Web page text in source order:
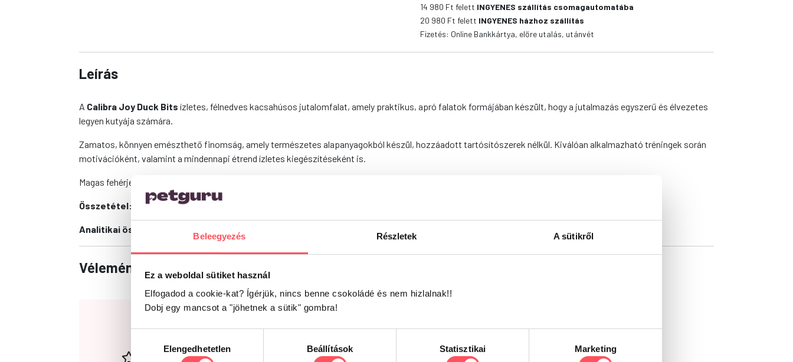
Beleegyezés Részletek A sütikről
Ez a weboldal sütiket használ
Elfogadod a cookie-kat? Ígérjük, nincs benne csokoládé és nem hizlalnak!!
Dobj egy mancsot a "jöhetnek a sütik" gombra!
kiválasztásaElengedhetetlen Beállítások Statisztikai Marketing
14 980 Ft felett INGYENES szállítás csomagautomatába
20 980 Ft felett INGYENES házhoz szállítás
Fizetés: Online Bankkártya, előre utalás, utánvét
Leírás
A Calibra Joy Duck Bits ízletes, félnedves kacsahúsos jutalomfalat, amely praktikus, apró falatok formájában készült, hogy a jutalmazás egyszerű és élvezetes
legyen kutyája számára.
Zamatos, könnyen emészthető finomság, amely természetes alapanyagokból készül, hozzáadott tartósítószerek nélkül. Kiválóan alkalmazható tréningek során
motivációként, valamint a mindennapi étrend ízletes kiegészítéseként is.
Magas fehérjetartalma és mérsékelt zsírtartalma révén tudatos választás a kiegyensúlyozott táplálás érdekében.
Összetétel: kacsa 75%, keményítő, növényi fehérje, szorbitol, glicerin
Analitikai összetevők:
Vélemények
0